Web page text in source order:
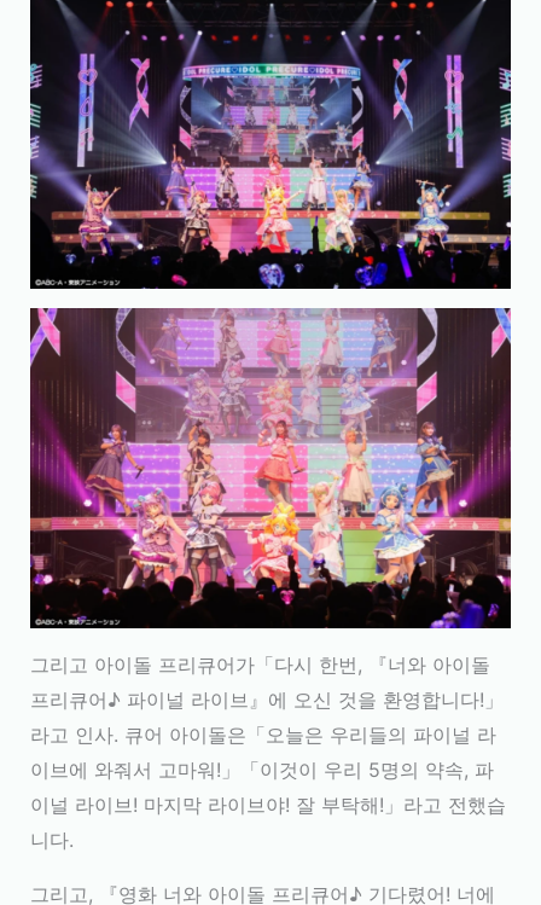
그리고 아이돌 프리큐어가「다시 한번, 『너와 아이돌
프리큐어♪ 파이널 라이브』에 오신 것을 환영합니다!」
라고 인사. 큐어 아이돌은「오늘은 우리들의 파이널 라
이브에 와줘서 고마워!」「이것이 우리 5명의 약속, 파
이널 라이브! 마지막 라이브야! 잘 부탁해!」라고 전했습
니다.
그리고, 『영화 너와 아이돌 프리큐어♪ 기다렸어! 너에